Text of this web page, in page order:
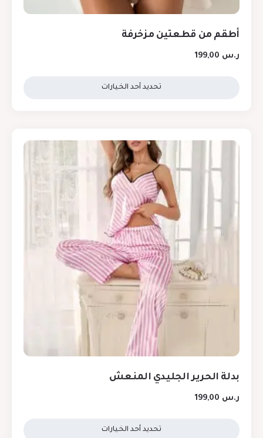
أطقم من قطعتين مزخرفة
ر.س
تحديد أحد الخيارات
بدلة الحرير الجليدي المنعش
ر.س
تحديد أحد الخيارات